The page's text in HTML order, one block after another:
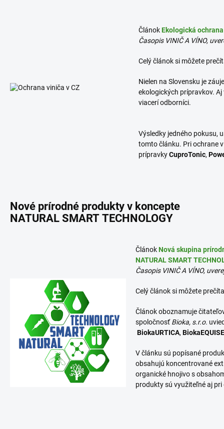
ČlánokEkologická
Časopis VINIČ A VÍNO,
Celý článok si môžete
Nielen na Slovensku je
ekologických prípravkov.
viacerí odborníci.
Výsledky jedného pokusu,
tomto článku. Pri ochrane
prípravkyCuproTonic,
Nové prírodné produkty v koncepte
NATURAL SMART TECHNOLOGY
ČlánokNová skupina
NATURAL SMART
Časopis VINIČ A VÍNO,
Celý článok si môžete
Článok oboznamuje
spoločnosť Bioka, s.r.o.
BiokaURTICA,
V článku sú popísané
obsahujú koncentrované
organické hnojivo s
produkty sú využiteľné aj